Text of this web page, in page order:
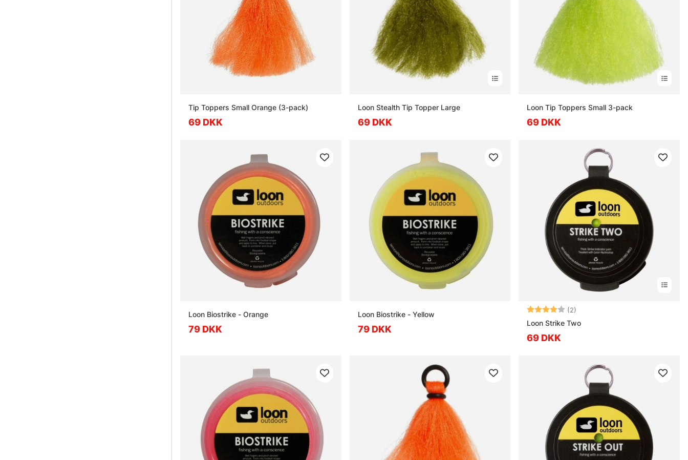
Tip Toppers Small Orange (3-pack)
69 DKK
Loon Stealth Tip Topper Large
69 DKK
Loon Tip Toppers Small 3-pack
69 DKK
Loon Biostrike - Orange
79 DKK
Loon Biostrike - Yellow
79 DKK
Vurdering: (2)
Loon Strike Two
69 DKK